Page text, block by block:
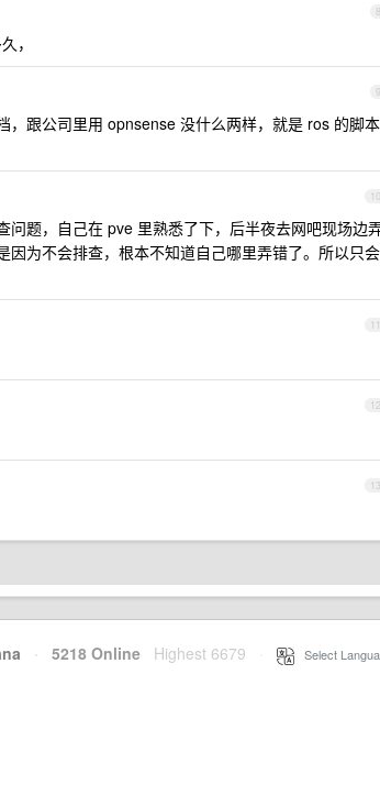
8
，
9
跟公司里用 opnsense 没什么两样，就是 ros 的脚本
10
题，自己在 pve 里熟悉了下，后半夜去网吧现场边
为不会排查，根本不知道自己哪里弄错了。所以只会
11
12
13
· 5218 Online Highest 6679 Select